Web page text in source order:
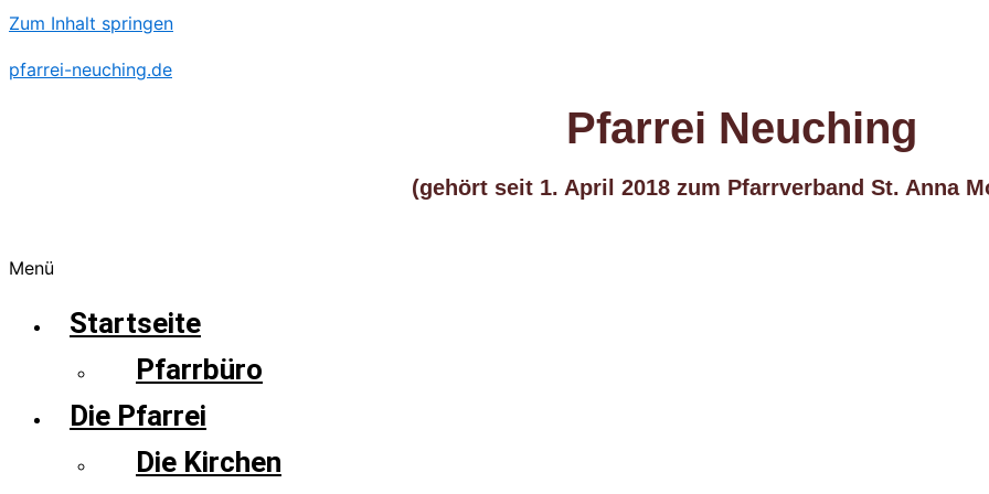
Zum Inhalt springen
pfarrei-neuching.de
Pfarrei Neuching
(gehört seit 1. April 2018 zum Pfarrverband St. Anna
Menü
Startseite
Pfarrbüro
Die Pfarrei
Die Kirchen